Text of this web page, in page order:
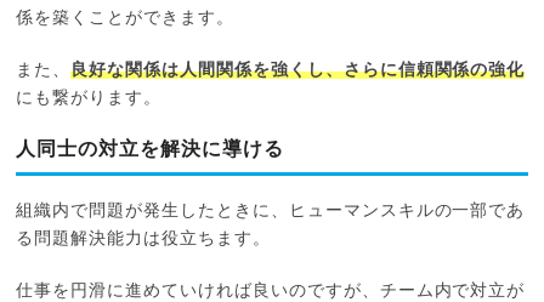
係を築くことができます。
また、良好な関係は人間関係を強くし、さらに信頼関係の強化
にも繋がります。
人同士の対立を解決に導ける
組織内で問題が発生したときに、ヒューマンスキルの一部であ
る問題解決能力は役立ちます。
仕事を円滑に進めていければ良いのですが、チーム内で対立が